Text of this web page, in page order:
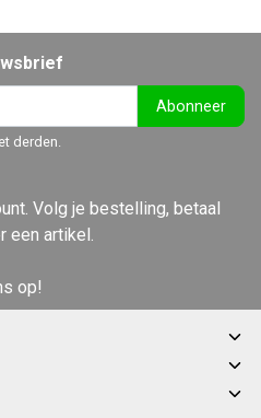
Abonneer
derden.
Volg je bestelling, betaal
een artikel.
op!